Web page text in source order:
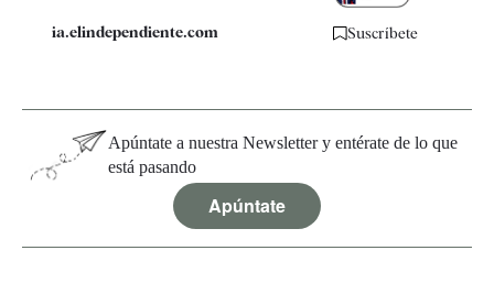
ia.elindependiente.com Suscríbete
Apúntate a nuestra Newsletter y entérate de lo que
está pasando
Apúntate